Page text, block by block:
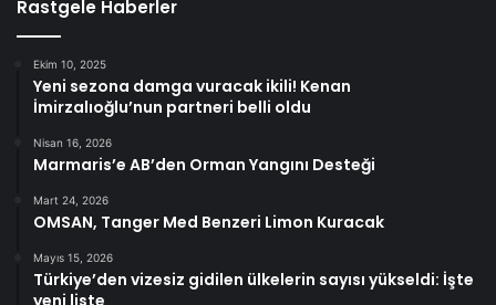
Rastgele Haberler
Ekim 10, 2025
Yeni sezona damga vuracak ikili! Kenan
İmirzalıoğlu’nun partneri belli oldu
Nisan 16, 2026
Marmaris’e AB’den Orman Yangını Desteği
Mart 24, 2026
OMSAN, Tanger Med Benzeri Limon Kuracak
Mayıs 15, 2026
Türkiye’den vizesiz gidilen ülkelerin sayısı yükseldi: İşte
yeni liste